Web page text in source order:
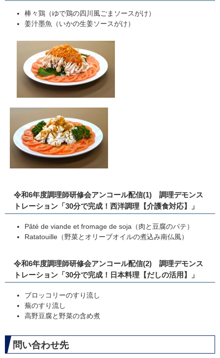
棒々鶏（ゆで鶏の四川風ごまソースがけ）
姜汁墨魚（いかの生姜ソースがけ）
令和6年度調理師研修会アンコール配信(1) 調理デモンス
トレーション「30分で完成！西洋調理【介護食対応】」
Pâté de viande et fromage de soja（肉と豆腐のパテ）
Ratatouille（野菜とオリーブオイルの煮込み南仏風）
令和6年度調理師研修会アンコール配信(2) 調理デモンス
トレーション「30分で完成！日本料理【だしの活用】」
ブロッコリーのすり流し
蕪のすり流し
高野豆腐と野菜の含め煮
問い合わせ先